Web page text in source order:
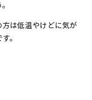
は低温やけどに気が
。